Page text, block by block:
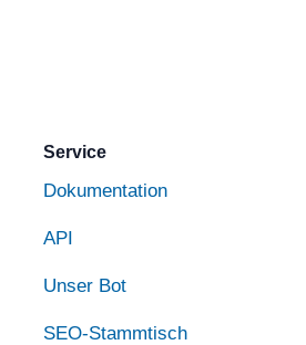
Service
Dokumentation
API
Unser Bot
SEO-Stammtisch